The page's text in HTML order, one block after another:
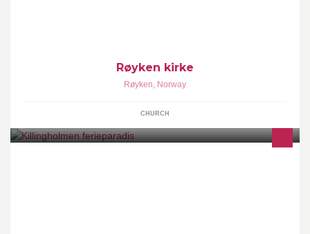
Røyken kirke
Røyken, Norway
CHURCH